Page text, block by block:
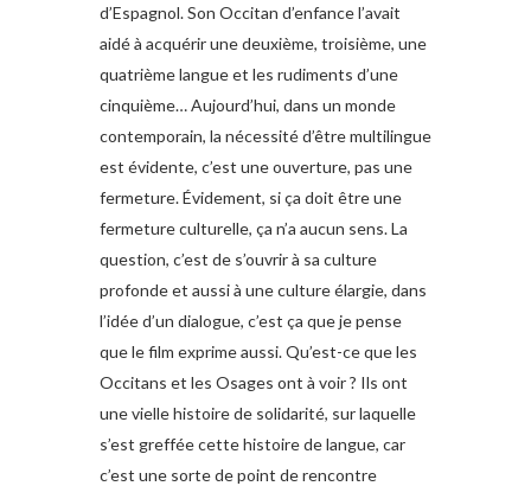
d’Espagnol. Son Occitan d’enfance l’avait
aidé à acquérir une deuxième, troisième, une
quatrième langue et les rudiments d’une
cinquième… Aujourd’hui, dans un monde
contemporain, la nécessité d’être multilingue
est évidente, c’est une ouverture, pas une
fermeture. Évidement, si ça doit être une
fermeture culturelle, ça n’a aucun sens. La
question, c’est de s’ouvrir à sa culture
profonde et aussi à une culture élargie, dans
l’idée d’un dialogue, c’est ça que je pense
que le film exprime aussi. Qu’est-ce que les
Occitans et les Osages ont à voir ? Ils ont
une vielle histoire de solidarité, sur laquelle
s’est greffée cette histoire de langue, car
c’est une sorte de point de rencontre